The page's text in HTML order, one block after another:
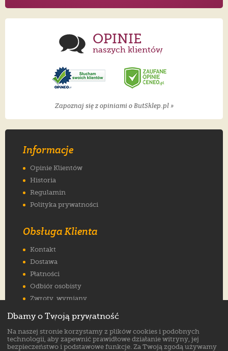
OPINIE
naszych klientów
Zapoznaj się z opiniami o ButSklep.pl »
Informacje
Opinie Klientów
Historia
Regulamin
Polityka prywatności
Obsługa Klienta
Kontakt
Dostawa
Płatności
Odbiór osobisty
Zwroty, wymiany
Jak wybrać rozmiar
FAQ
Dbamy o Twoją prywatność
Na naszej stronie korzystamy z plików cookies i podobnych
technologii, aby zapewnić prawidłowe działanie witryny, jej
bezpieczeństwo i podstawowe funkcje. Za Twoją zgodą używamy